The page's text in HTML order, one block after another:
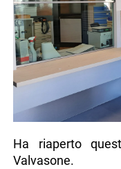
Ha riaperto
Valvasone.